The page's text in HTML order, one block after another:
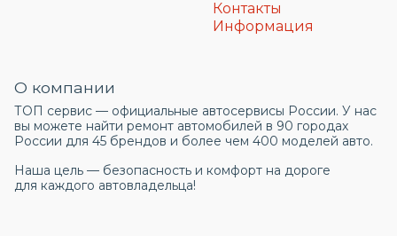
Контакты
Информация
О компании
ТОП сервис — официальные автосервисы России. У нас
вы можете найти ремонт автомобилей в 90 городах
России для 45 брендов и более чем 400 моделей авто.
Наша цель — безопасность и комфорт на дороге
для каждого автовладельца!